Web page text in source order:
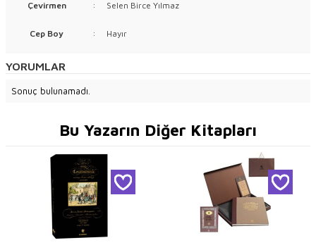
Çevirmen : Selen Birce Yılmaz
Cep Boy : Hayır
YORUMLAR
Sonuç bulunamadı.
Bu Yazarın Diğer Kitapları